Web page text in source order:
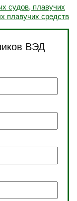
судов, плавучих
плавучих средств
ВЭД